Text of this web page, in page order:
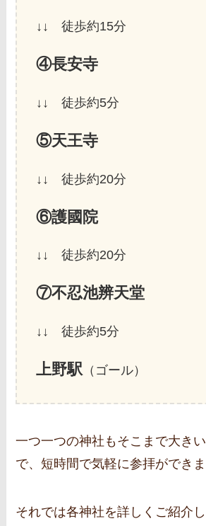
↓↓ 徒歩約15分
④長安寺
↓↓ 徒歩約5分
⑤天王寺
↓↓ 徒歩約20分
⑥護國院
↓↓ 徒歩約20分
⑦不忍池辨天堂
↓↓ 徒歩約5分
上野駅 （ゴール）
一つ一つの神社もそこまで大き
で、短時間で気軽に参拝ができま
それでは各神社を詳しくご紹介